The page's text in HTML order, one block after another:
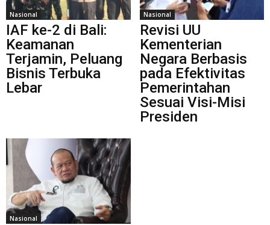
Nasional
IAF ke-2 di Bali:
Keamanan
Terjamin, Peluang
Bisnis Terbuka
Lebar
Nasional
Revisi UU
Kementerian
Negara Berbasis
pada Efektivitas
Pemerintahan
Sesuai Visi-Misi
Presiden
Nasional